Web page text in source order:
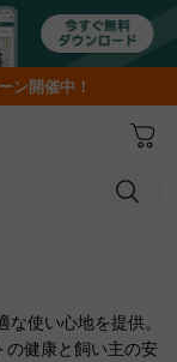
ン開催中！
使い心地を提供。
健康と飼い主の安